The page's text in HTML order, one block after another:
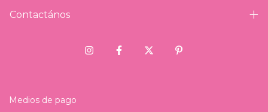
Contactános
Medios de pago